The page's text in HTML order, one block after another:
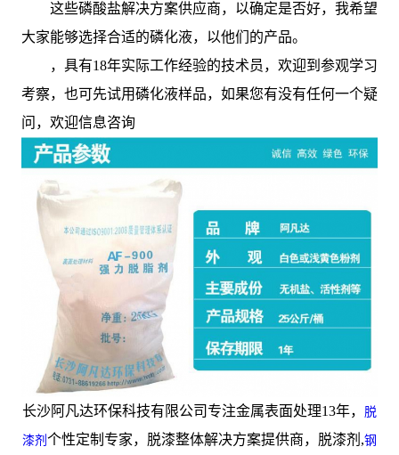
这些磷酸盐解决方案供应商，以确定是否好，我希望
大家能够选择合适的磷化液，以他们的产品。
，具有18年实际工作经验的技术员，欢迎到参观学习
考察，也可先试用磷化液样品，如果您有没有任何一个疑
问，欢迎信息咨询
长沙阿凡达环保科技有限公司专注金属表面处理13年， 脱
漆剂 个性定制专家，脱漆整体解决方案提供商，脱漆剂,钢